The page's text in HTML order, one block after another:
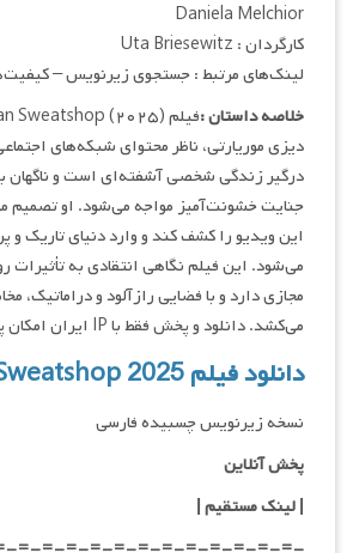
Daniela Melchior
کارگردان : Uta Briesewitz
لینک‌های مرتبط : جستجوی زیرنویس –
خلاصه داستان :
دیزی موریارتی، ناظر محتوای شبکه‌های
درگیر زندگی شخصی آشفته‌ای است و ناگهان
جنایت خشونت‌آمیز مواجه می‌شود. او
این ویدیو را کشف کند و وارد دنیای تاریک و
می‌شود. این فیلم نگاهی انتقادی به تأثیرات
مجازی دارد و با فضایی رازآلود و دراماتیک،
می‌کشد. دانلود و پخش فقط با IP ایران امکان پذیر هست
دانلود فیلم American Sweatshop 2025
نسخه زیرنویس چسبیده فارسی
پخش آنلاین
| لینک مستقیم |